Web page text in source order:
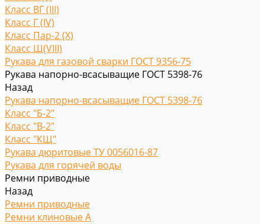
Класс ВГ (III)
Класс Г (IV)
Класс Пар-2 (X)
Класс Ш(VIII)
Рукава для газовой сварки ГОСТ 9356-75
Рукава напорно-всасыващие ГОСТ 5398-76
Назад
Рукава напорно-всасыващие ГОСТ 5398-76
Класс "Б-2"
Класс "В-2"
Класс "КЩ"
Рукава дюритовые ТУ 0056016-87
Рукава для горячей воды
Ремни приводные
Назад
Ремни приводные
Ремни клиновые A